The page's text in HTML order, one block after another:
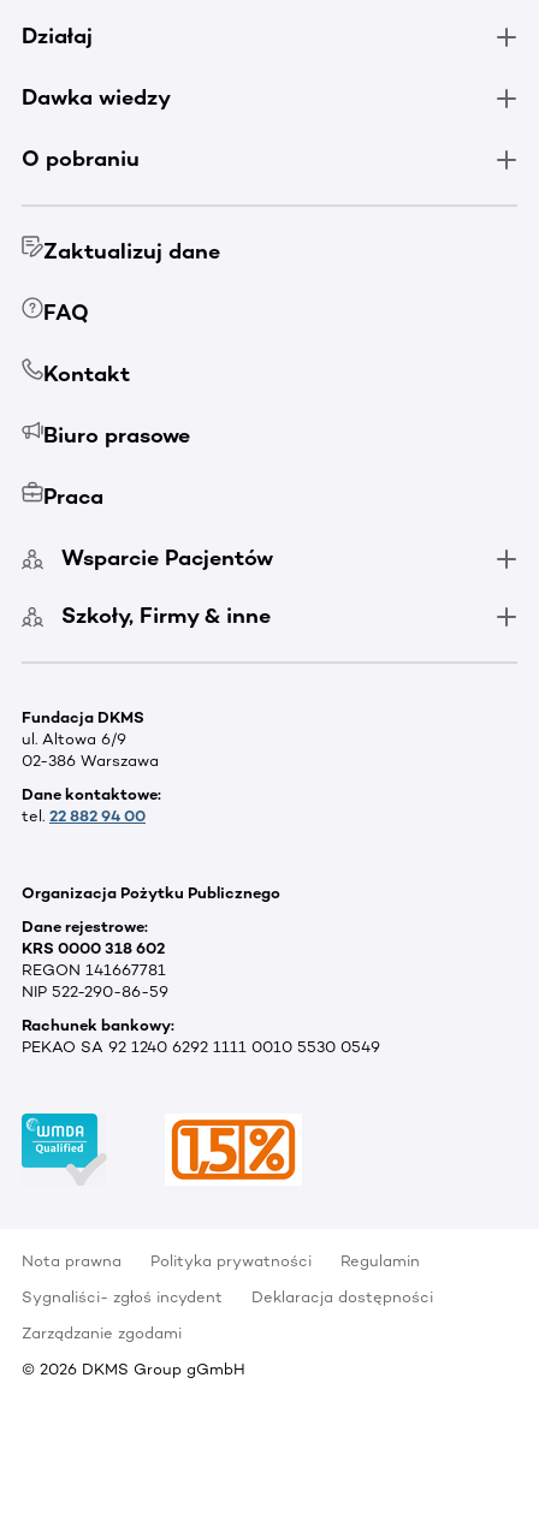
Działaj
Dawka wiedzy
O pobraniu
Zaktualizuj dane
FAQ
Kontakt
Biuro prasowe
Praca
Wsparcie Pacjentów
Szkoły, Firmy & inne
Fundacja DKMS
ul. Altowa 6/9
02-386 Warszawa
Dane kontaktowe:
tel. 22 882 94 00
Organizacja Pożytku Publicznego
Dane rejestrowe:
KRS 0000 318 602
REGON 141667781
NIP 522-290-86-59
Rachunek bankowy:
PEKAO SA 92 1240 6292 1111 0010 5530 0549
Nota prawna Polityka prywatności
Regulamin
Sygnaliści- zgłoś incydent
Deklaracja dostępności
Zarządzanie zgodami
© 2026 DKMS Group gGmbH